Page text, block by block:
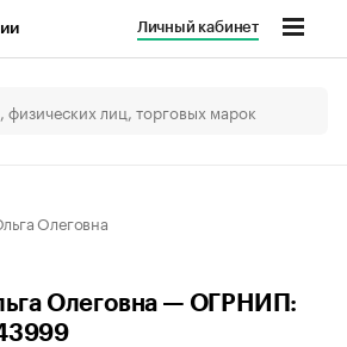
Личный кабинет
Олеговна
Олеговна — ОГРНИП: